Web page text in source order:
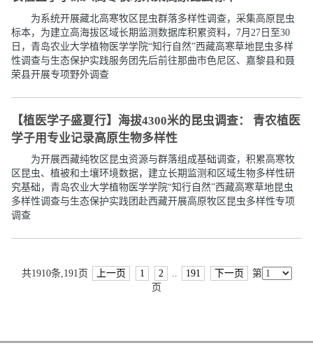
为系统开展藏北高寒牧区昆虫群落多样性调查，采集高原昆虫
标本，为建立高海拔区域长期监测数据库积累资料，7月27日至30
日，青岛农业大学植物医学学院“知行自然”西藏高寒草地昆虫多样
性调查与生态保护实践服务团先后前往那曲市色尼区、嘉黎县和聂
荣县开展专项野外调查
【植医学子盛夏行】海拔4300米的昆虫调查： 青农植医
学子用专业记录高原生物多样性
为开展西藏纯牧区昆虫资源与群落组成基础调查，积累高寒牧
区昆虫、植被和土壤环境数据，建立长期监测和区域生物多样性研
究基础，青岛农业大学植物医学学院“知行自然”西藏高寒草地昆虫
多样性调查与生态保护实践团赴西藏开展高原牧区昆虫多样性专项
调查
共1910条,191页 上一页 1 2 191 下一页
第
页